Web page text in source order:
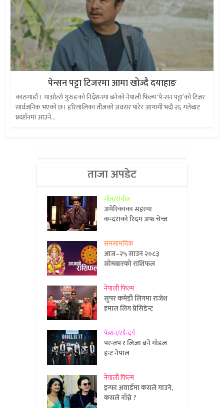
पेन्सन पट्टा टिजरमा आमा खोज्दै दयाहाङ
काठमाडौं । माओत्से गुरुङको निर्देशनमा बनेको नेपाली फिल्म ‘पेन्सन पट्टा’को टिजर
सार्वजनिक भएको छ। हरितालिका तीजको अवसर पारेर आगामी भदौ २६ गतेबाट
प्रदर्शनमा आउने...
ताजा अपडेट
गीत/संगीत
अमेरिकाका सहरमा
कन्दराको रिदम अफ चेन्ज
समसामयिक
आज–२५ साउन २०८३
सोमबारको राशिफल
नेपाली फिल्म
सुपर कमेडी लिगमा राजेश
हमाल लिग प्रेसिडेन्ट
फेशन/सौन्दर्य
परन्तप र लिजा बने मोडल
हन्ट नेपाल
नेपाली फिल्म
इन्फा अवार्डमा कसले गाउने,
कसले नाँच्ने ?